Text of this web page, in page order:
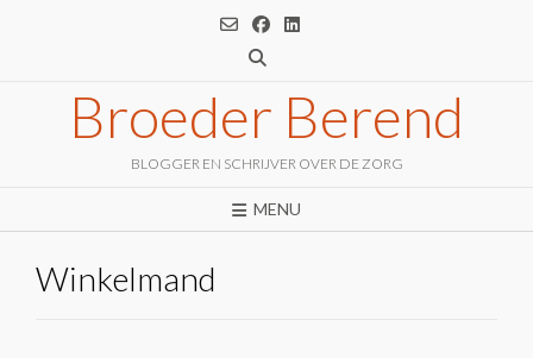
Broeder Berend
BLOGGER EN SCHRIJVER OVER DE ZORG
MENU
Winkelmand